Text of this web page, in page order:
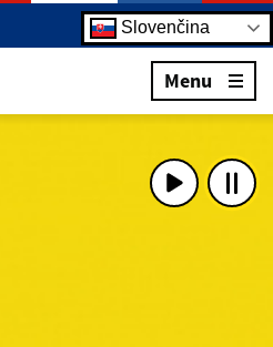
Slovenčina
Menu